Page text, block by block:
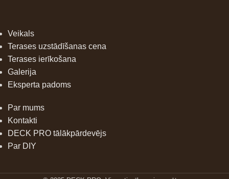
Veikals
Terases uzstādīšanas cena
Terases ierīkošana
Galerija
Eksperta padoms
Par mums
Kontakti
DECK PRO tālākpārdevējs
Par DIY